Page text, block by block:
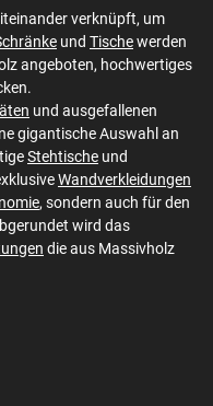
verknüpft, um
und Tischewerden
angeboten, hochwertiges
und ausgefallenen
gigantische Auswahl an
Stehtische und
Wandverkleidungen
, sondern auch für den
wird das
die aus Massivholz